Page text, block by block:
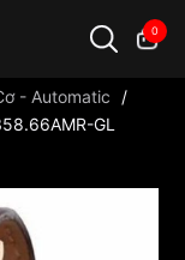
0
- Automatic
/
GL